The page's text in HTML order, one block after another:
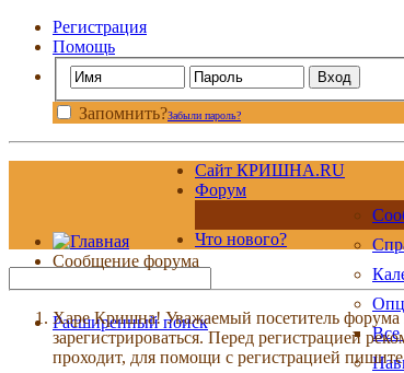
Регистрация
Помощь
Запомнить?Забыли пароль?
Сайт КРИШНА.RU
Форум
Все
Что нового?
Расширенный поиск
Сообщение форума
Харе Кришна! Уважаемый посетитель форума
зарегистрироваться. Перед
проходит, для помощи с регистрацией